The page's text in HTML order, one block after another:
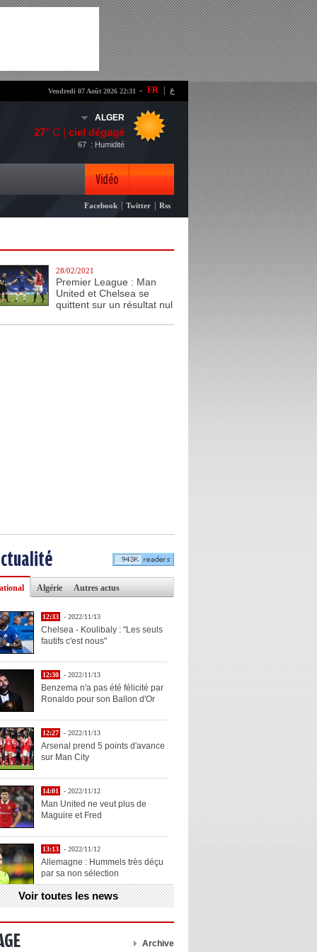
- FR ع Vendredi 07 Août 2026 22:31
ALGER
27° C | ciel dégagé
: Humidité
67
Vidéo
Photo
Facebook Twitter Rss
28/02/2021
Premier League : Man
United et Chelsea se
quittent sur un résultat nul
Algérie Autres actus
12:33 - 2022/11/13
Chelsea - Koulibaly : "Les seuls
fautifs c'est nous"
12:30 - 2022/11/13
Benzema n'a pas été félicité par
Ronaldo pour son Ballon d'Or
12:27 - 2022/11/13
Arsenal prend 5 points d'avance
sur Man City
14:01 - 2022/11/12
Man United ne veut plus de
Maguire et Fred
13:13 - 2022/11/12
Allemagne : Hummels très déçu
par sa non sélection
13:11 - 2022/11/12
Henry explique la chose qu'il
Voir toutes les news
Archive